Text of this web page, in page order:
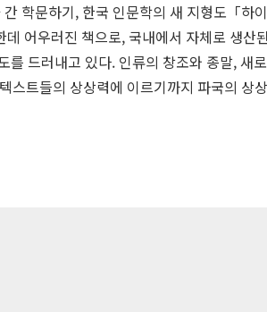
학문하기, 한국 인문학의 새 지형도「
데 어우러진 책으로, 국내에서 자체로 생
를 드러내고 있다. 인류의 창조와 종말,
스트들의 상상력에 이르기까지 파국의 상